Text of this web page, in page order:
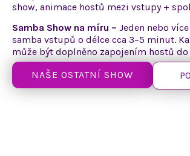
show, animace hostů mezi vstupy +
Samba Show na míru – Jeden nebo
samba vstupů o délce cca 3–5 minut.
může být doplněno zapojením hostů
NAŠE OSTATNÍ SHOW